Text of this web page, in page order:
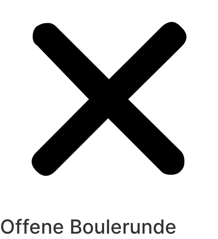
Offene Boulerunde